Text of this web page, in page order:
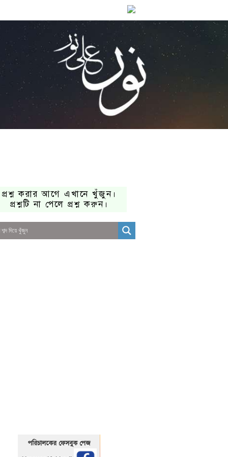
প্রশ্ন করার আগে এখানে খুঁজুন।
প্রশ্নটি না পেলে প্রশ্ন করুন।
পরিচালকের ফেসবুক পেজ